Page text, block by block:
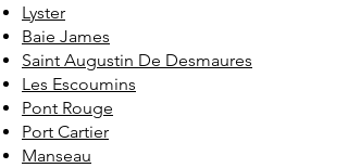
Lyster
Baie James
Saint Augustin De Desmaures
Les Escoumins
Pont Rouge
Port Cartier
Manseau